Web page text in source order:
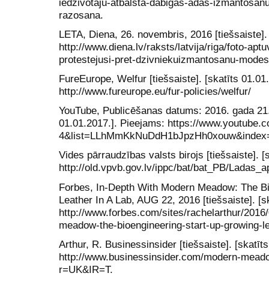
razosana.
LETA, Diena, 26. novembris, 2016
http://www.diena.lv/raksts/latvija/riga/foto-
protestejusi-pret-dzivniekuizmantosanu-
FureEurope, Welfur [tiešsaiste]. [skatīts
http://www.fureurope.eu/fur-policies/welfur/
YouTube, Publicēšanas datums: 2016. gada
01.01.2017.]. Pieejams: https://
Vides pārraudzības valsts birojs [tiešsaiste].
http://old.vpvb.gov.lv/ippc/bat/bat_PB/
Forbes, In-Depth With Modern Meadow: The
Leather In A Lab, AUG 22, 2016 [tiešsaiste].
http://www.forbes.com/sites/rachelarthur/
meadow-the-bioengineering-start-up-growing-
Arthur, R. Businessinsider [tiešsaiste].
http://www.businessinsider.com/modern-
r=UK&IR=T.